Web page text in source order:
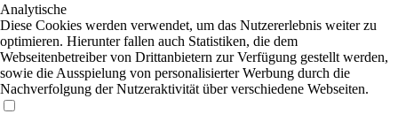
Analytische
Diese Cookies werden verwendet, um das Nutzererlebnis weiter zu
optimieren. Hierunter fallen auch Statistiken, die dem
Webseitenbetreiber von Drittanbietern zur Verfügung gestellt werden,
sowie die Ausspielung von personalisierter Werbung durch die
Nachverfolgung der Nutzeraktivität über verschiedene Webseiten.